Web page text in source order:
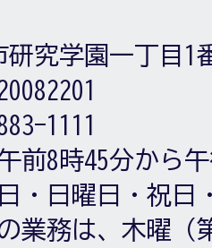
究学園一丁目1
1111
前8時45分から
・日曜日・祝日
業務は、木曜（